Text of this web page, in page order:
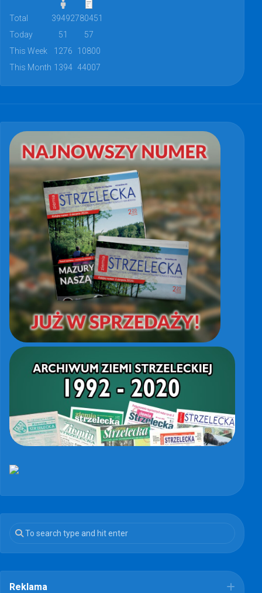
Total 39492780451
Today
51
57
This Week
1276
10800
This Month 1394 44007
Reklama